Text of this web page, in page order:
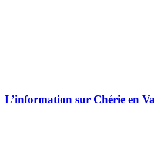
L’information sur Chérie en